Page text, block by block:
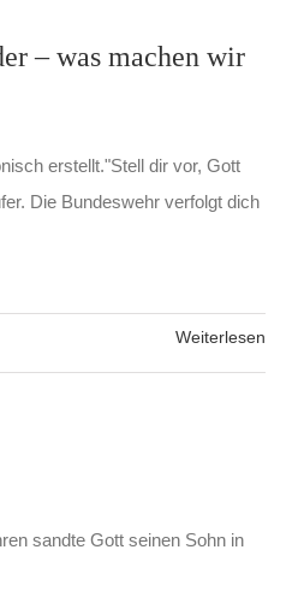
– was machen wir
erstellt."Stell dir vor, Gott
Die Bundeswehr verfolgt dich
Weiterlesen
sandte Gott seinen Sohn in